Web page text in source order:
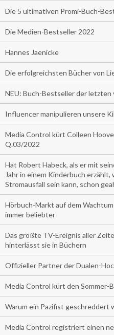
Die 5 ultimativen Promi-Buch-
Die Medien-Bestseller 2022
Hannes Jaenicke
Die erfolgreichsten Bücher von
NEU: Buch-Bestseller der letzten
Influencer manipulieren unsere
Media Control kürt Colleen
Q.03/2022
Hat Robert Habeck, als er mit
Jahr in einem Kinderbuch
Stromausfall sein kann, schon
Hörbuch-Markt auf dem
immer beliebter
Das größte TV-Ereignis aller
hinterlässt sie in Büchern
Offizieller Partner der Dualen-
Media Control kürt den Sommer-
Warum ein Pazifist geschreddert
Media Control registriert einen